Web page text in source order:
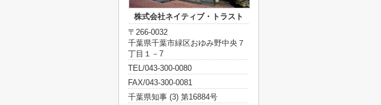
株式会社ネイティブ・トラスト
〒266-0032
千葉県千葉市緑区おゆみ野中央７
丁目１－7
TEL/043-300-0080
FAX/043-300-0081
千葉県知事 (3) 第16884号